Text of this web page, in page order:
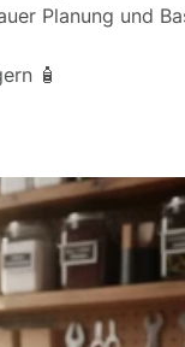
Planung und
🧴